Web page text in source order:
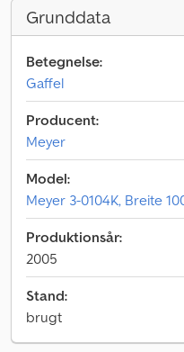
Grunddata
Betegnelse:
Gaffel
Producent:
Meyer
Model:
Meyer 3-0104K, Breite
Produktionsår:
2005
Stand:
brugt